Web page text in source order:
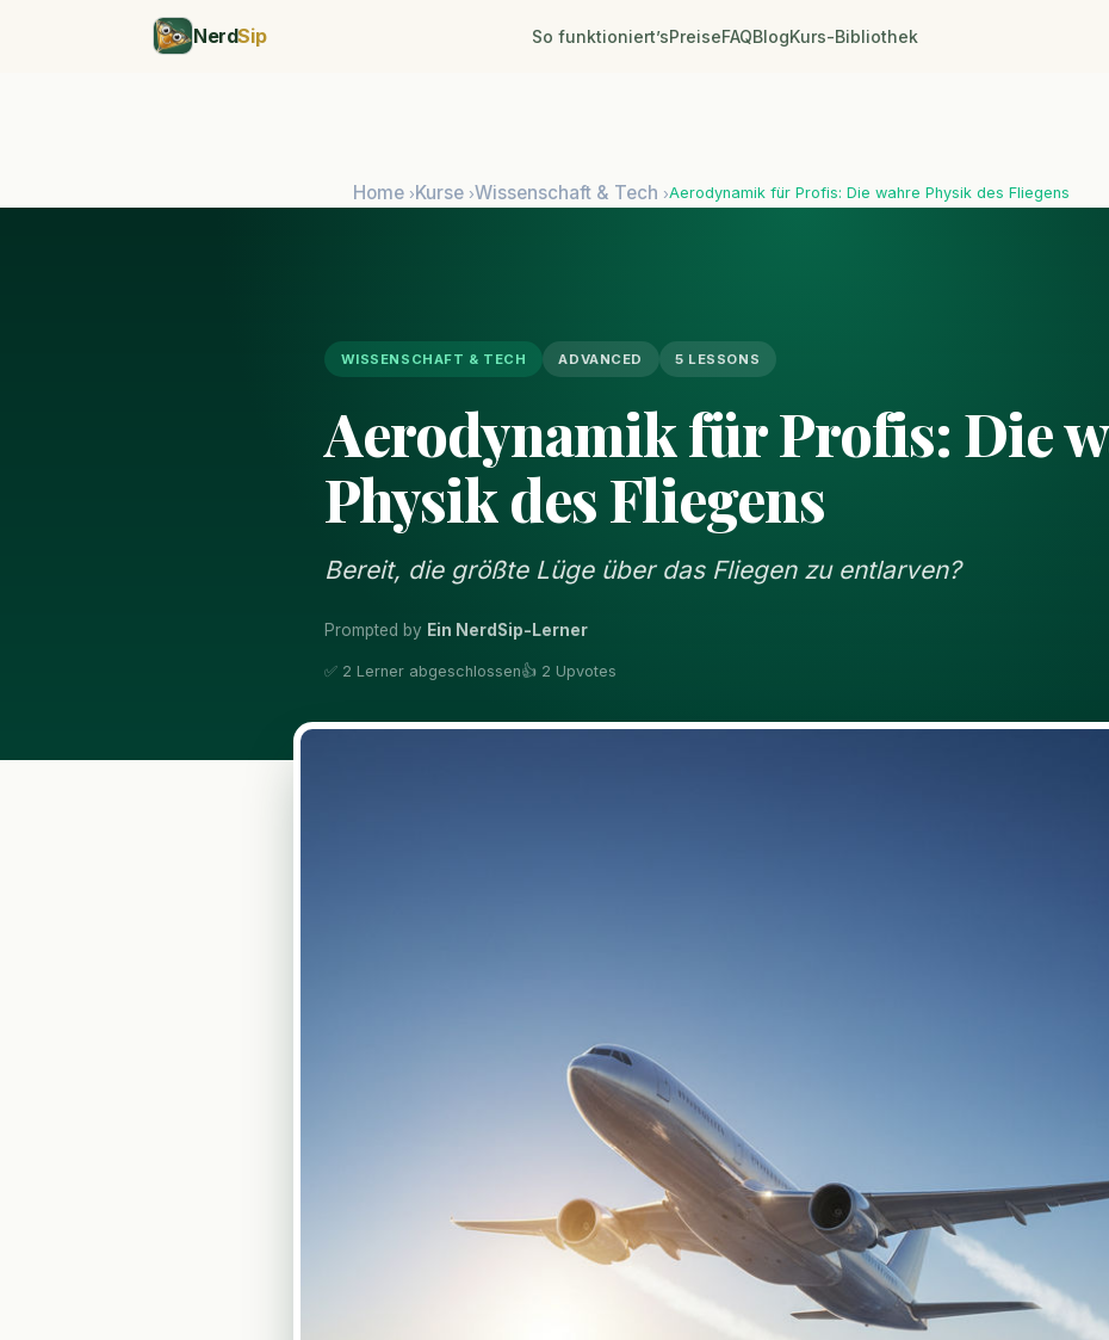
NerdSip So funktioniert’sPreiseFAQBlogKurs-Bibliothek
Home ›Kurse ›Wissenschaft & Tech ›Aerodynamik für Profis: Die wahre Physik des Fliegens
WISSENSCHAFT & TECH ADVANCED 5 LESSONS
Aerodynamik für Profis: Die
Physik des Fliegens
Bereit, die größte Lüge über das Fliegen zu entlarven?
Prompted by Ein NerdSip-Lerner
✅ 2 Lerner abgeschlossen👍 2 Upvotes